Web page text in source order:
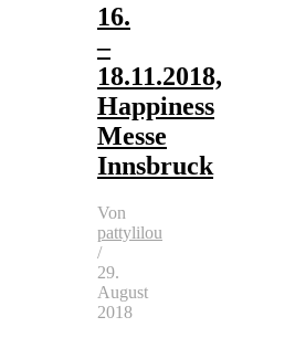
16.
–
18.11.2018,
Happiness
Messe
Innsbruck
Von
pattylilou
/
29.
August
2018